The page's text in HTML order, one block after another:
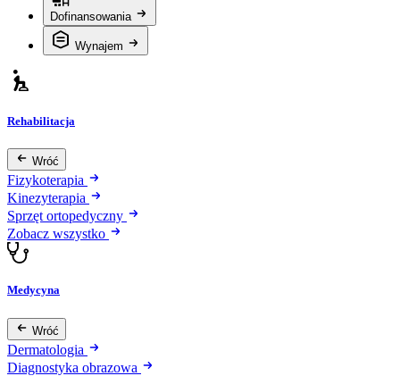
Dofinansowania
Wynajem
Rehabilitacja
Wróć
Fizykoterapia
Kinezyterapia
Sprzęt ortopedyczny
Zobacz wszystko
Medycyna
Wróć
Dermatologia
Diagnostyka obrazowa